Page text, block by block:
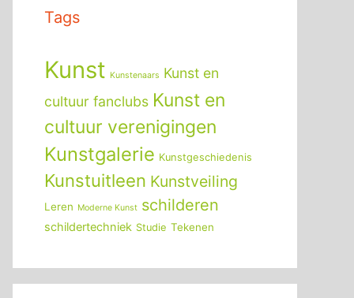
Tags
Kunst Kunstenaars Kunst en
cultuur fanclubs Kunst en
cultuur verenigingen
Kunstgalerie Kunstgeschiedenis
Kunstuitleen Kunstveiling
Leren Moderne Kunst schilderen
schildertechniek Studie Tekenen